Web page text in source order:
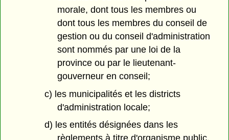
morale, dont tous les membres ou
dont tous les membres du conseil de
gestion ou du conseil d'administration
sont nommés par une loi de la
province ou par le lieutenant-
gouverneur en conseil;
c) les municipalités et les districts
d'administration locale;
d) les entités désignées dans les